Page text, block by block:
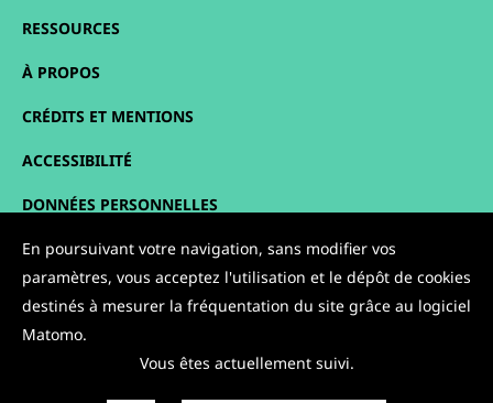
RESSOURCES
À PROPOS
CRÉDITS ET MENTIONS
ACCESSIBILITÉ
DONNÉES PERSONNELLES
PLAN DU SITE
CONTACT
En poursuivant votre navigation, sans modifier vos
paramètres, vous acceptez l'utilisation et le dépôt de cookies
destinés à mesurer la fréquentation du site grâce au logiciel
Matomo.
Vous êtes actuellement suivi.